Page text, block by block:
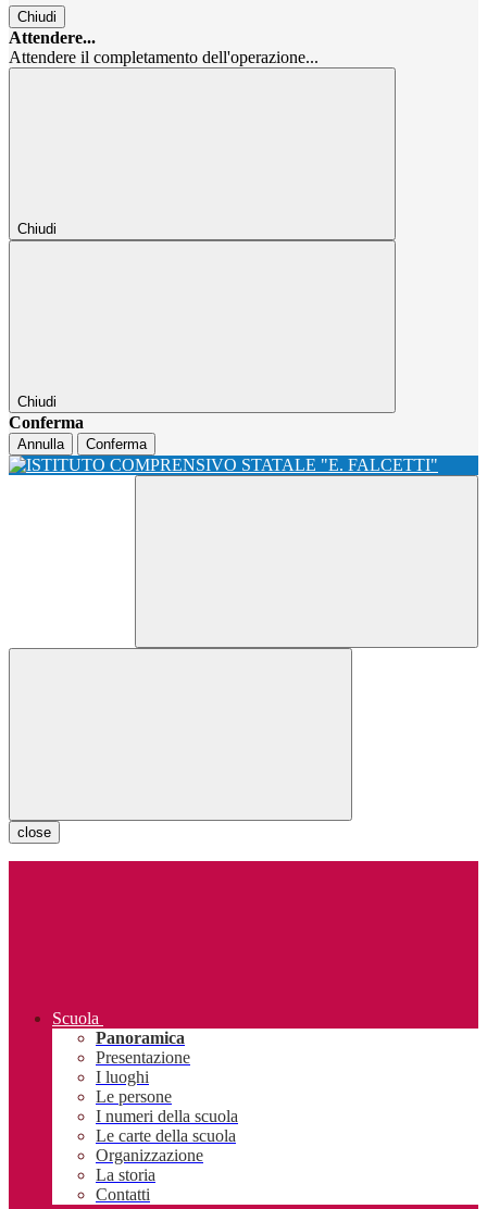
Chiudi
Attendere...
Attendere il completamento dell'operazione...
Chiudi
Chiudi
Conferma
Annulla Conferma
close
Scuola
Panoramica
Presentazione
I luoghi
Le persone
I numeri della scuola
Le carte della scuola
Organizzazione
La storia
Contatti